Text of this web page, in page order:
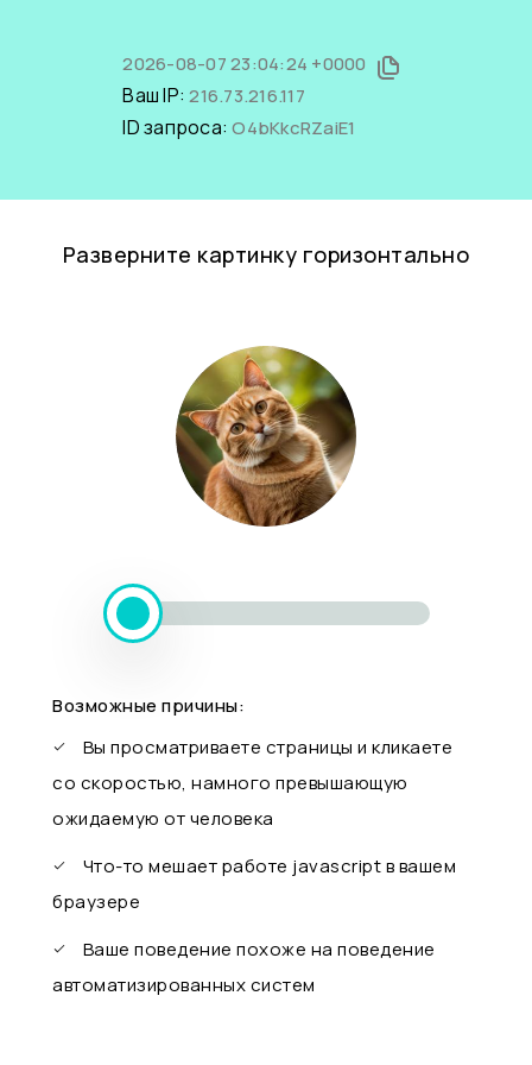
2026-08-07 23:04:24 +0000
Ваш IP:216.73.216.117
ID запроса:O4bKkcRZaiE1
Разверните картинку горизонтально
Возможные причины:
Вы просматриваете страницы и кликаете
со скоростью, намного превышающую
ожидаемую от человека
Что-то мешает работе javascript в вашем
браузере
Ваше поведение похоже на поведение
автоматизированных систем